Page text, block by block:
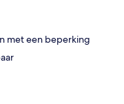
met een beperking